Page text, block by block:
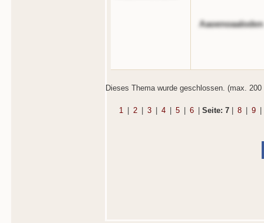
Aaoenoaaloden
Dieses Thema wurde geschlossen. (max. 200
1 2 3 4 5 6 Seite: 7 8 9